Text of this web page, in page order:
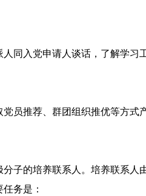
同入党申请人谈话，了解学习
员推荐、群团组织推优等方式
子的培养联系人。培养联系
务是：